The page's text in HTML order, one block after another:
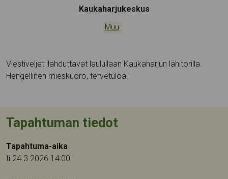
Tapahtumapaikka:
Kaukaharjukeskus
Kategoriat:
Muu
Viestiveljet ilahduttavat laulullaan Kaukaharjun lähitorilla.
Hengellinen mieskuoro, tervetuloa!
Tapahtuman tiedot
Tapahtuma-aika
ti 24.3.2026 14:00